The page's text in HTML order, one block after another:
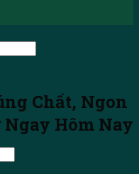
Chất, Ngon
Hôm Nay